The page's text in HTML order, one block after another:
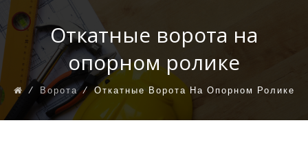
content
Откатные ворота на
опорном ролике
⁄ Ворота⁄Откатные Ворота На Опорном Ролике